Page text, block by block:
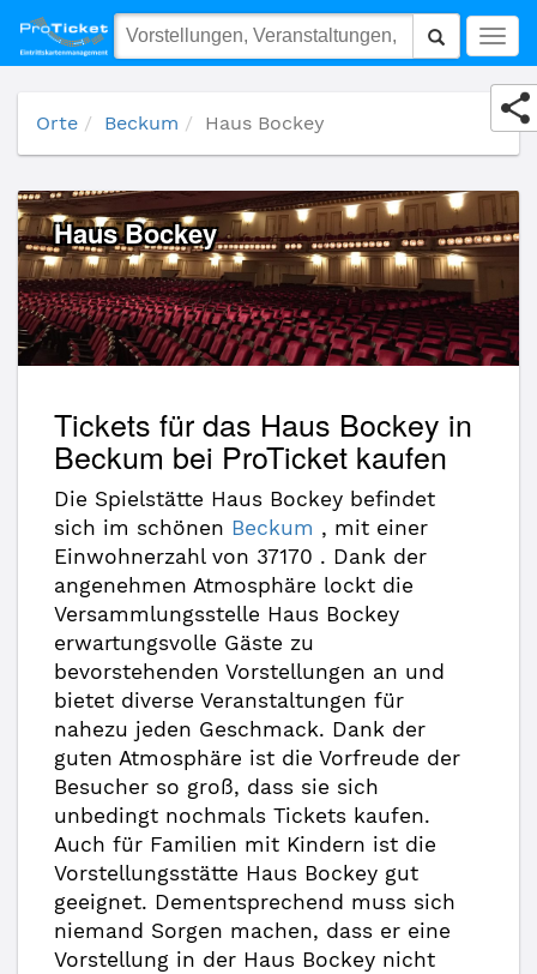
Haus Bockey
Orte Beckum Haus Bockey
Haus Bockey
Tickets für das Haus Bockey in
Beckum bei ProTicket kaufen
Die Spielstätte Haus Bockey befindet
sich im schönen Beckum , mit einer
Einwohnerzahl von 37170 . Dank der
angenehmen Atmosphäre lockt die
Versammlungsstelle Haus Bockey
erwartungsvolle Gäste zu
bevorstehenden Vorstellungen an und
bietet diverse Veranstaltungen für
nahezu jeden Geschmack. Dank der
guten Atmosphäre ist die Vorfreude der
Besucher so groß, dass sie sich
unbedingt nochmals Tickets kaufen.
Auch für Familien mit Kindern ist die
Vorstellungsstätte Haus Bockey gut
geeignet. Dementsprechend muss sich
niemand Sorgen machen, dass er eine
Vorstellung in der Haus Bockey nicht